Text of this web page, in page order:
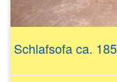
Schlafsofa ca.